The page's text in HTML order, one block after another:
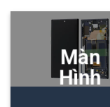
Màn
Hình